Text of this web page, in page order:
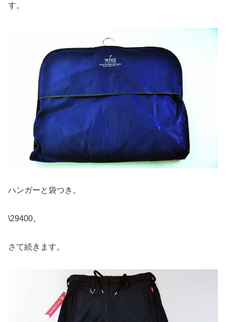
す。
ハンガーと袋つき。
\29400。
さて続きます。